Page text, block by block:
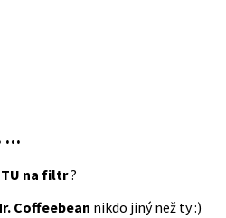
…
na filtr?
Coffeebean nikdo jiný než ty :)